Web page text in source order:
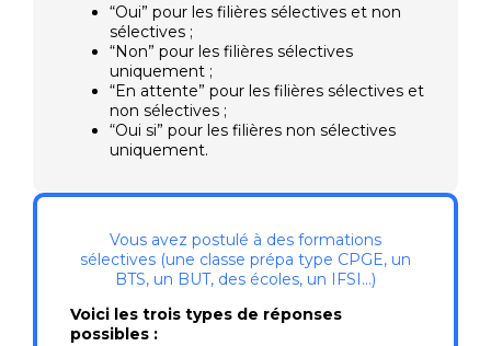
“Oui” pour les filières sélectives et non
sélectives ;
“Non” pour les filières sélectives
uniquement ;
“En attente” pour les filières sélectives et
non sélectives ;
“Oui si” pour les filières non sélectives
uniquement.
Vous avez postulé à des formations
sélectives (une classe prépa type CPGE, un
BTS, un BUT, des écoles, un IFSI…)
Voici les trois types de réponses
possibles :